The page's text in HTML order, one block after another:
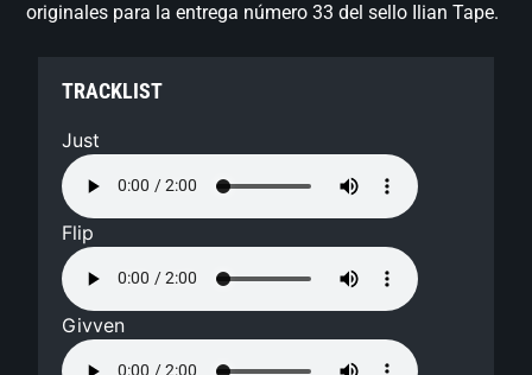
originales para la entrega número 33 del sello Ilian Tape.
TRACKLIST
Just
Flip
Givven